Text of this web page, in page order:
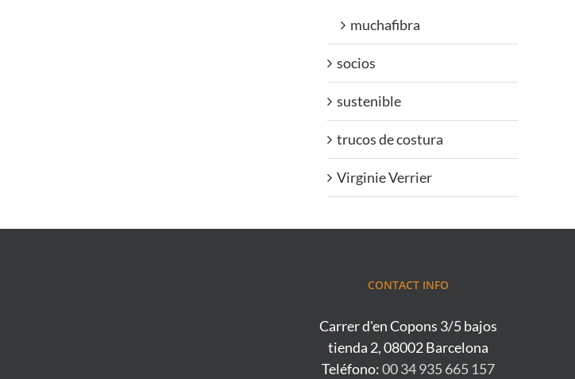
muchafibra
socios
sustenible
trucos de costura
Virginie Verrier
CONTACT INFO
Carrer d'en Copons 3/5 bajos
tienda 2, 08002 Barcelona
Teléfono:00 34 935 665 157